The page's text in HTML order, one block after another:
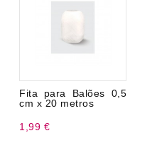
Fita para Balões 0,5
cm x 20 metros
1,99 €